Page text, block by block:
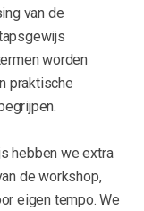
van de
worden
praktische
hebben we extra
de workshop,
eigen tempo. We